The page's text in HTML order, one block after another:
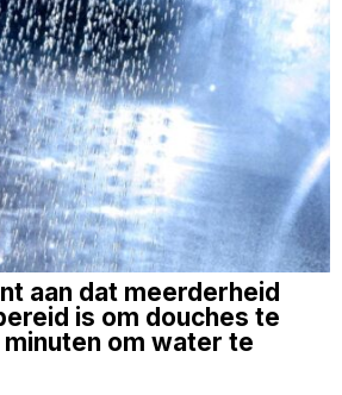
aan dat meerderheid
is om douches te
om water te